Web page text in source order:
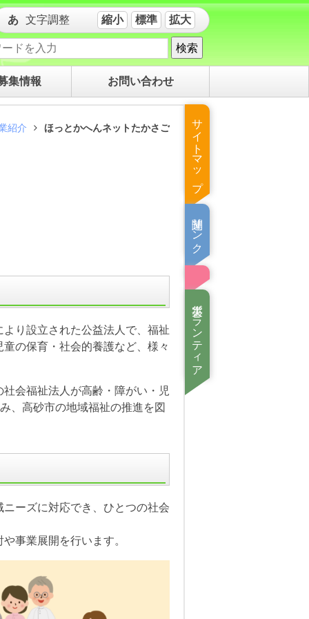
文字調整 縮小 標準 拡大
検索
集情報 お問い合わせ
紹介 ほっとかへんネットたかさご
り設立された公益法人で、福祉
の保育・社会的養護など、様々
会福祉法人が高齢・障がい・児
、高砂市の地域福祉の推進を図
ーズに対応でき、ひとつの社会
事業展開を行います。
サイトマップ
関連リンク集
災害ボランティア情報